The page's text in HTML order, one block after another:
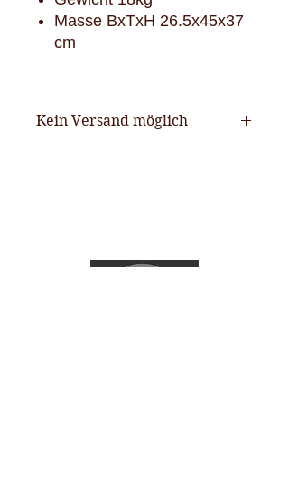
Masse BxTxH 26.5x45x37
cm
Kein Versand möglich